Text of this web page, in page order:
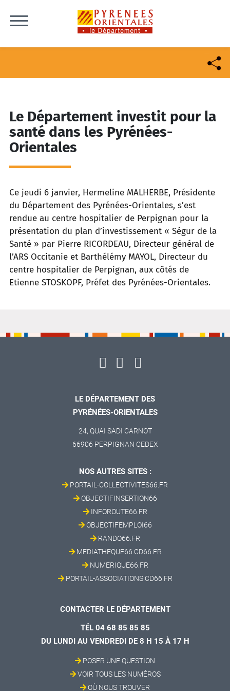
Le Département investit pour la
santé dans les Pyrénées-
Orientales
Ce jeudi 6 janvier, Hermeline MALHERBE, Présidente
du Département des Pyrénées-Orientales, s’est
rendue au centre hospitalier de Perpignan pour la
présentation du plan d’investissement « Ségur de la
Santé » par Pierre RICORDEAU, Directeur général de
l’ARS Occitanie et Barthélémy MAYOL, Directeur du
centre hospitalier de Perpignan, aux côtés de
Etienne STOSKOPF, Préfet des Pyrénées-Orientales.
LE DÉPARTEMENT DES
PYRÉNÉES-ORIENTALES
24, QUAI SADI CARNOT
66906 PERPIGNAN CEDEX
NOS AUTRES SITES :
PORTAIL-COLLECTIVITES66.FR
OBJECTIFINSERTION66
INFOROUTE66.FR
OBJECTIFEMPLOI66
RANDO66.FR
MEDIATHEQUE66.CD66.FR
NUMERIQUE66.FR
PORTAIL-ASSOCIATIONS.CD66.FR
CONTACTER LE DÉPARTEMENT
TÉL 04 68 85 85 85
DU LUNDI AU VENDREDI DE 8 H 15 À 17 H
POSER UNE QUESTION
VOIR TOUS LES NUMÉROS
OÙ NOUS TROUVER